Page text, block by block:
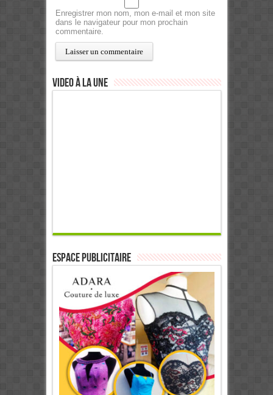
Enregistrer mon nom, mon e-mail et mon site
dans le navigateur pour mon prochain
commentaire.
Video à la Une
ESPACE PUBLICITAIRE